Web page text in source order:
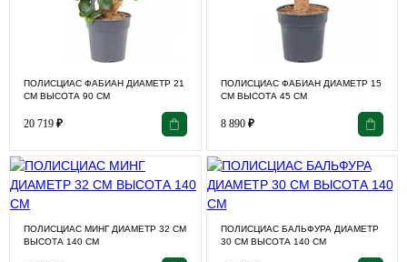
ПОЛИСЦИАС ФАБИАН ДИАМЕТР 21
СМ ВЫСОТА 90 СМ
20 719 ₽
ПОЛИСЦИАС ФАБИАН ДИАМЕТР 15
СМ ВЫСОТА 45 СМ
8 890 ₽
ПОЛИСЦИАС МИНГ ДИАМЕТР 32 СМ
ВЫСОТА 140 СМ
ПОЛИСЦИАС БАЛЬФУРА ДИАМЕТР
30 СМ ВЫСОТА 140 СМ